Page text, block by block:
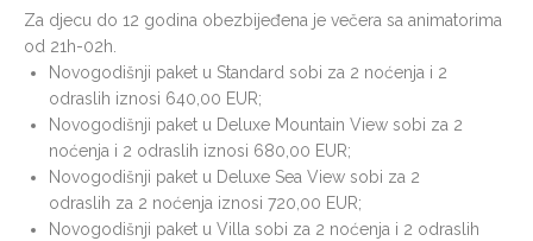
Za djecu do 12 godina obezbijeđena je večera sa animatorima
od 21h-02h.
Novogodišnji paket u Standard sobi za 2 noćenja i 2
odraslih iznosi 640,00 EUR;
Novogodišnji paket u Deluxe Mountain View sobi za 2
noćenja i 2 odraslih iznosi 680,00 EUR;
Novogodišnji paket u Deluxe Sea View sobi za 2
odraslih za 2 noćenja iznosi 720,00 EUR;
Novogodišnji paket u Villa sobi za 2 noćenja i 2 odraslih